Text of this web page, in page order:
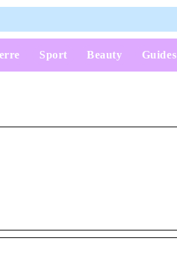
Sport Beauty Guides